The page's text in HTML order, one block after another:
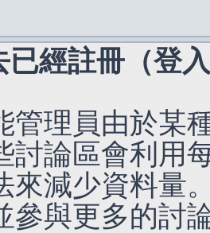
已經註冊（登
管理員由於某
討論區會利用
來減少資料量
參與更多的討